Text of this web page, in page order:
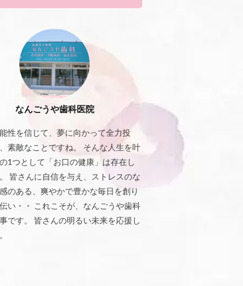
なんごうや歯科医院
性を信じて、夢に向かって全力投
素敵なことですね。 そんな人生を叶
1つとして「お口の健康」は存在し
皆さんに自信を与え、ストレスのな
のある、爽やかで豊かな毎日を創り
い・・ これこそが、なんごうや歯科
です。 皆さんの明るい未来を応援し